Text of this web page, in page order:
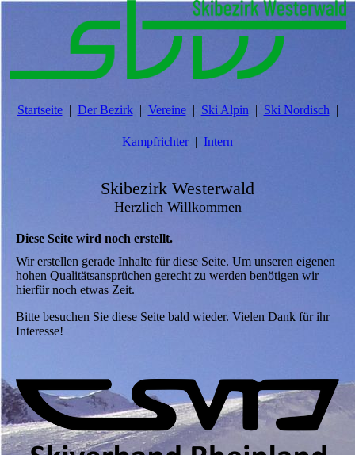
Startseite Der Bezirk Vereine Ski Alpin Ski Nordisch
Kampfrichter Intern
Skibezirk Westerwald
Herzlich Willkommen
Diese Seite wird noch erstellt.
Wir erstellen gerade Inhalte für diese Seite. Um unseren eigenen
hohen Qualitätsansprüchen gerecht zu werden benötigen wir
hierfür noch etwas Zeit.
Bitte besuchen Sie diese Seite bald wieder. Vielen Dank für ihr
Interesse!